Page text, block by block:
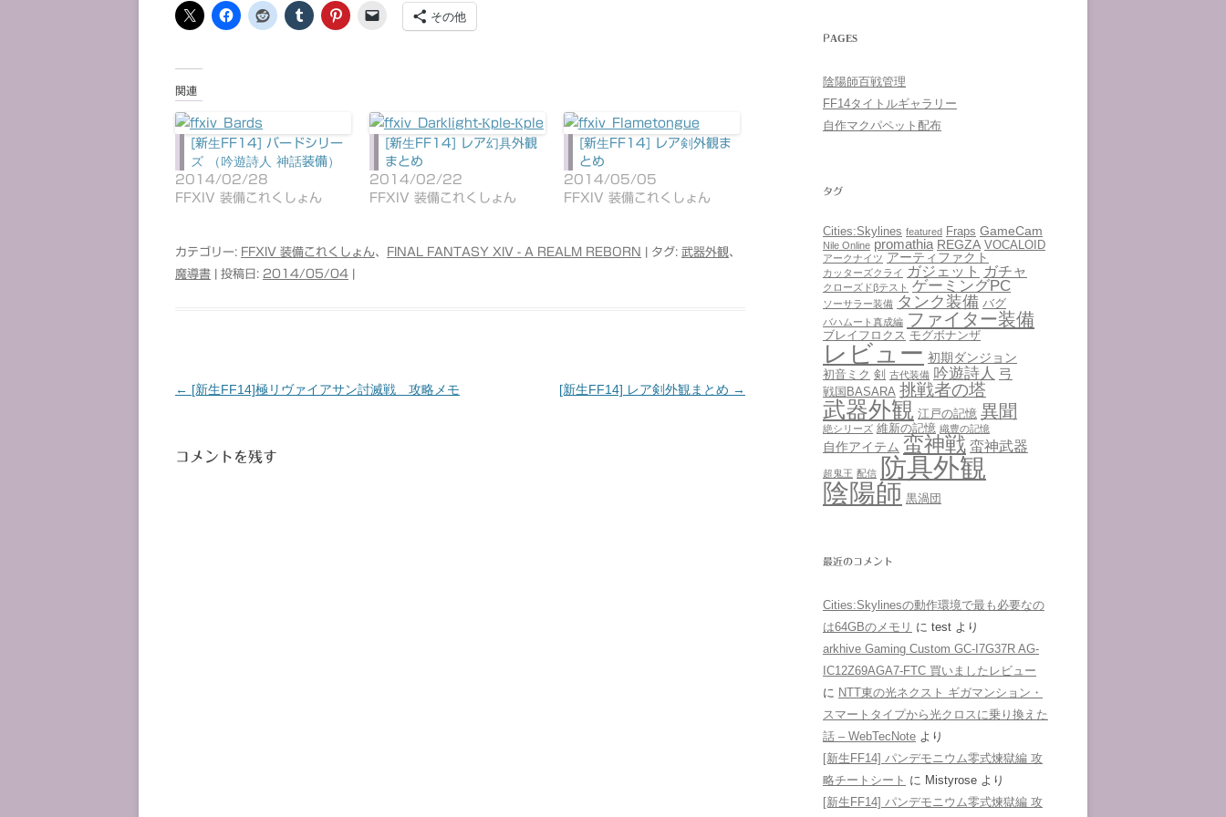
その他
関連
[新生FF14] バードシリー
ズ （吟遊詩人 神話装備）
2014/02/28
FFXIV 装備これくしょん
[新生FF14] レア幻具外観
まとめ
2014/02/22
FFXIV 装備これくしょん
[新生FF14] レア剣外観ま
とめ
2014/05/05
FFXIV 装備これくしょん
カテゴリー: FFXIV 装備これくしょん、 FINAL FANTASY XIV - A REALM REBORN | タグ: 武器外観、
魔導書 | 投稿日: 2014/05/04
投
ビ
← [新生FF14]極リヴァイアサン討滅戦 攻略メモ [新生FF14] レア剣外観まとめ →
コメントを残す
PAGES
陰陽師百戦管理
FF14タイトルギャラリー
自作マクパペット配布
タグ
Cities:Skylines featured Fraps GameCam
Nile Online promathia REGZA VOCALOID
アークナイツ アーティファクト
カッターズクライ ガジェット ガチャ
クローズドβテスト ゲーミングPC
ソーサラー装備 タンク装備 バグ
バハムート真成編 ファイター装備
ブレイフロクス モグボナンザ
レビュー 初期ダンジョン
初音ミク 剣 古代装備 吟遊詩人 弓
戦国BASARA 挑戦者の塔
武器外観 江戸の記憶 異聞
絶シリーズ 維新の記憶 織豊の記憶
自作アイテム 蛮神戦 蛮神武器
超鬼王 配信 防具外観
陰陽師 黒渦団
最近のコメント
Cities:Skylinesの動作環境で最も必要なの
は64GBのメモリ に test より
arkhive Gaming Custom GC-I7G37R AG-
IC12Z69AGA7-FTC 買いましたレビュー
に NTT東の光ネクスト ギガマンション・
スマートタイプから光クロスに乗り換えた
話 – WebTecNote より
[新生FF14] パンデモニウム零式煉獄編 攻
略チートシート に Mistyrose より
[新生FF14] パンデモニウム零式煉獄編 攻